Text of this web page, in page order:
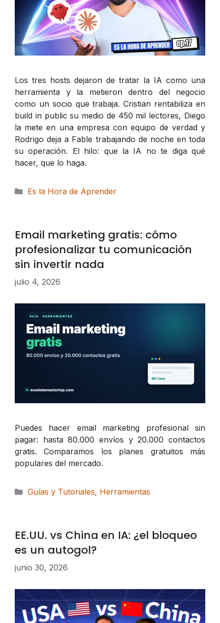
Los tres hosts dejaron de tratar la IA como una
herramienta y la metieron dentro del negocio
como un socio que trabaja. Cristian rentabiliza en
build in public su medio de 450 mil lectores, Diego
la mete en una empresa con equipo de verdad y
Rodrigo deja a Fable trabajando de noche en toda
su operación. El hilo: que la IA no te diga qué
hacer, que lo haga.
Categorías
Es la Hora de Aprender
Email marketing gratis: cómo
profesionalizar tu comunicación
sin invertir nada
julio 4, 2026
Puedes hacer email marketing profesional sin
pagar: hasta 80.000 envíos y 20.000 contactos
gratis. Comparamos los planes gratuitos más
populares del mercado.
Categorías
Guías y Tutoriales, Herramientas
EE.UU. vs China en IA: ¿el bloqueo
es un autogol?
junio 30, 2026